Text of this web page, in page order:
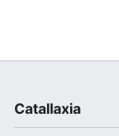
Catallaxia